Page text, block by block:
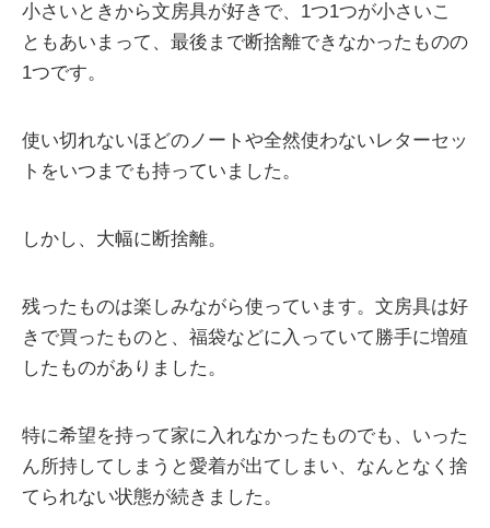
小さいときから文房具が好きで、1つ1つが小さいこ
ともあいまって、最後まで断捨離できなかったものの
1つです。
使い切れないほどのノートや全然使わないレターセッ
トをいつまでも持っていました。
しかし、大幅に断捨離。
残ったものは楽しみながら使っています。文房具は好
きで買ったものと、福袋などに入っていて勝手に増殖
したものがありました。
特に希望を持って家に入れなかったものでも、いった
ん所持してしまうと愛着が出てしまい、なんとなく捨
てられない状態が続きました。